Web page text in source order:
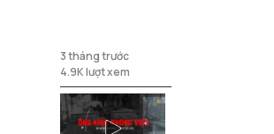
thiếu niên
3 tháng trước
4.9K lượt xem